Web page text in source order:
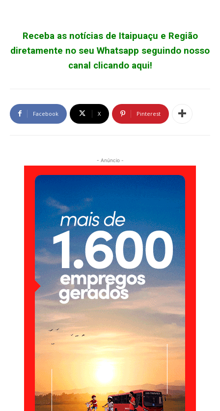
Receba as notícias de Itaipuaçu e Região
diretamente no seu Whatsapp seguindo nosso
canal clicando aqui!
Facebook X Pinterest
- Anúncio -